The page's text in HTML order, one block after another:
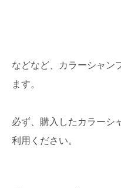
などなど、カラーシャン
ます。
必ず、購入したカラーシ
利用ください。